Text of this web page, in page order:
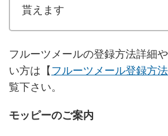
貰えます
フルーツメールの登録方法詳細
い方は【フルーツメール登録方
覧下さい。
モッピーのご案内